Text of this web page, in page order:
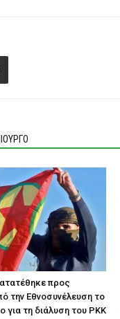
προς
την Εθνοσυνέλευση το
για τη διάλυση του PKK